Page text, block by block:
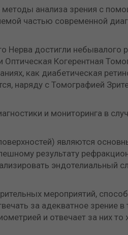
методы анализа зрения с
частью современной
Нерва достигли небывалого
Когерентная
как диабетическая
наряду с Томографией
и мониторинга в
являются
результату
эндотелиальный
мероприятий,
за адекватное зрение в
и отвечает за них то